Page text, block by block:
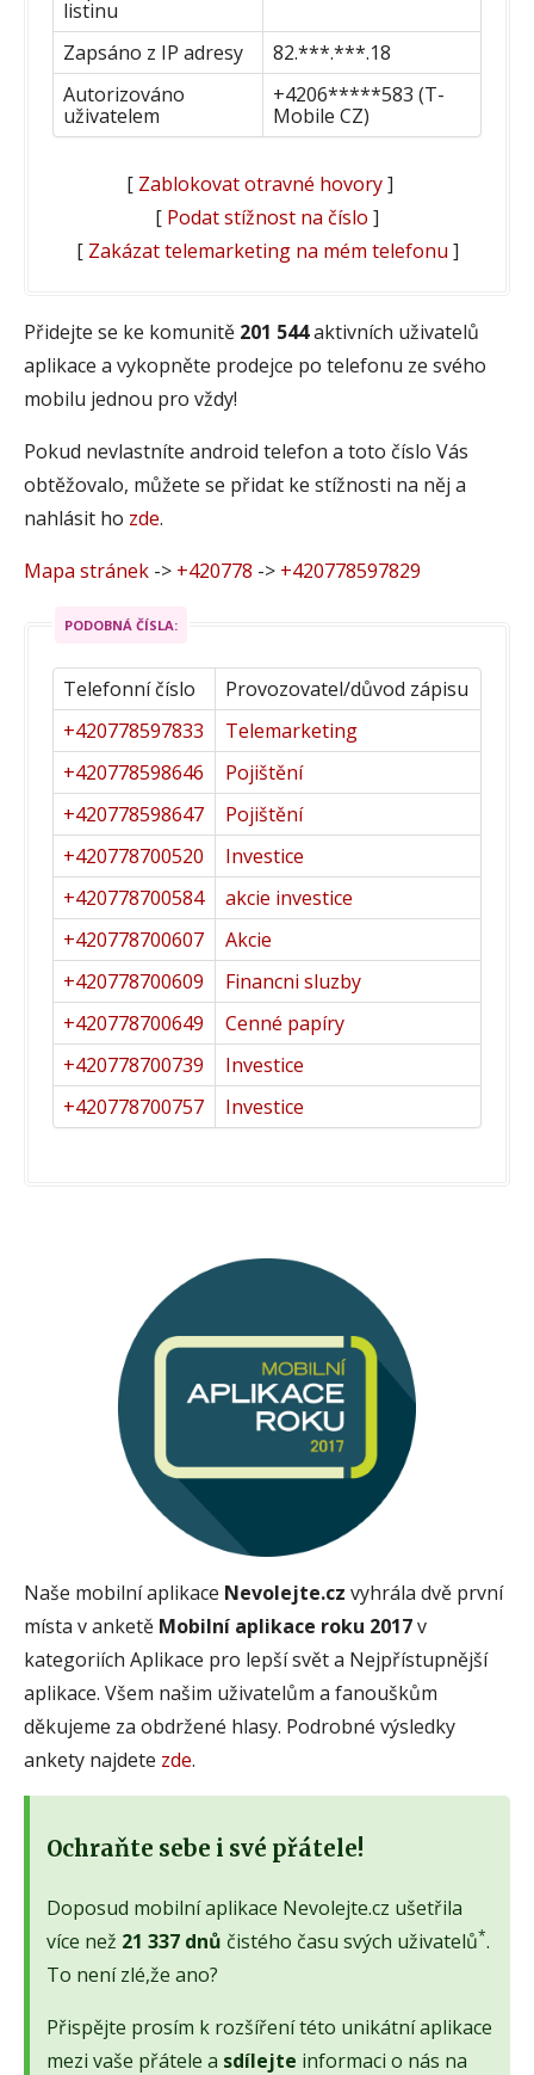
listinu
Zapsáno z IP adresy
82.***.***.18
Autorizováno
uživatelem
+4206*****583 (T-
Mobile CZ)
[ Zablokovat otravné hovory]
[ Podat stížnost na číslo ]
[ Zakázat telemarketing na mém telefonu ]
Přidejte se ke komunitě 201 544aktivních uživatelů
aplikace a vykopněte prodejce po telefonu ze svého
mobilu jednou pro vždy!
Pokud nevlastníte android telefon a toto číslo Vás
obtěžovalo, můžete se přidat ke stížnosti na něj a
nahlásit ho zde.
Mapa stránek -> +420778 -> +420778597829
PODOBNÁ ČÍSLA:
Telefonní číslo
Provozovatel/důvod zápisu
+420778597833
Telemarketing
+420778598646
Pojištění
+420778598647
Pojištění
+420778700520
Investice
+420778700584
akcie investice
+420778700607
Akcie
+420778700609
Financni sluzby
+420778700649
Cenné papíry
+420778700739
Investice
+420778700757
Investice
Naše mobilní aplikace Nevolejte.cz vyhrála dvě první
místa v anketě Mobilní aplikace roku 2017v
kategoriích Aplikace pro lepší svět a Nejpřístupnější
aplikace. Všem našim uživatelům a fanouškům
děkujeme za obdržené hlasy. Podrobné výsledky
ankety najdete zde.
Ochraňte sebe i své přátele!
Doposud mobilní aplikace Nevolejte.cz ušetřila
více než 21 337 dnů čistého času svých uživatelů*.
To není zlé,že ano?
Přispějte prosím k rozšíření této unikátní aplikace
mezi vaše přátele a sdílejte informaci o nás na